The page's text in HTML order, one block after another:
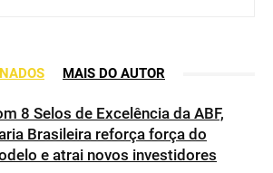
MAIS DO AUTOR
8 Selos de Excelência da ABF,
Brasileira reforça força do
e atrai novos investidores